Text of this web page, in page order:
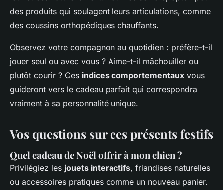
des produits qui soulagent leurs articulations, comme
des coussins orthopédiques chauffants.
Observez votre compagnon au quotidien : préfère-t-il
jouer seul ou avec vous ? Aime-t-il mâchouiller ou
plutôt courir ? Ces indices comportementaux vous
guideront vers le cadeau parfait qui correspondra
vraiment à sa personnalité unique.
Vos questions sur ces présents festifs
Quel cadeau de Noël offrir à mon chien ?
Privilégiez les jouets interactifs, friandises naturelles
ou accessoires pratiques comme un nouveau panier.